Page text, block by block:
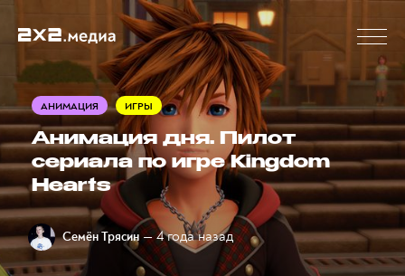
АНИМАЦИЯ ИГРЫ
Анимация дня. Пилот
сериала по игре Kingdom
Hearts
Семён Трясин — 4 года назад